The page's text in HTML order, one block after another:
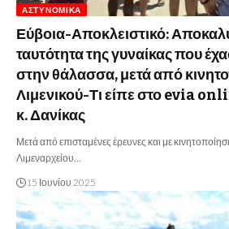
ΑΣΤΥΝΟΜΙΚΆ
Εύβοια-Αποκλειστικό:
ταυτότητα της γυναίκας που
στην θάλασσα, μετά από
Λιμενικού-Τι είπε στο evia
κ. Δανίκας
Μετά από επισταμένες έρευνες και με
Λιμεναρχείου…
15 Ιουνίου 2025